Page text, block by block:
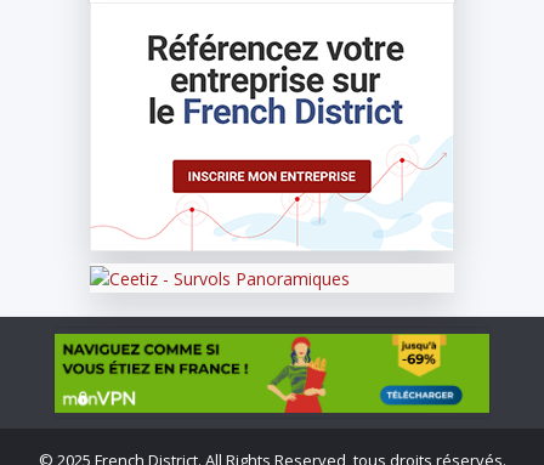
© 2025 French District. All Rights Reserved, tous droits réservés.